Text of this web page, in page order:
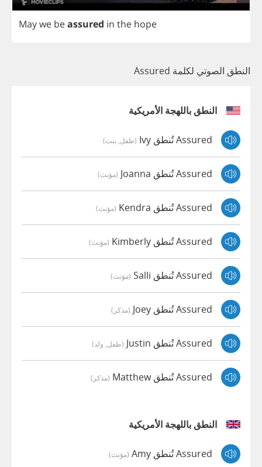
Maywe beassured in the hope
النطق الصوتي لكلمة Assured
النطق باللهجة الأمريكية
Assured تُنطق Ivy (طفل, بنت)
Assured تُنطق Joanna (مؤنث)
Assured تُنطق Kendra (مؤنث)
Assured تُنطق Kimberly (مؤنث)
Assured تُنطق Salli (مؤنث)
Assured تُنطق Joey (مذكر)
Assured تُنطق Justin (طفل, ولد)
Assured تُنطق Matthew (مذكر)
النطق باللهجة الأمريكية
Assured تُنطق Amy (مؤنث)